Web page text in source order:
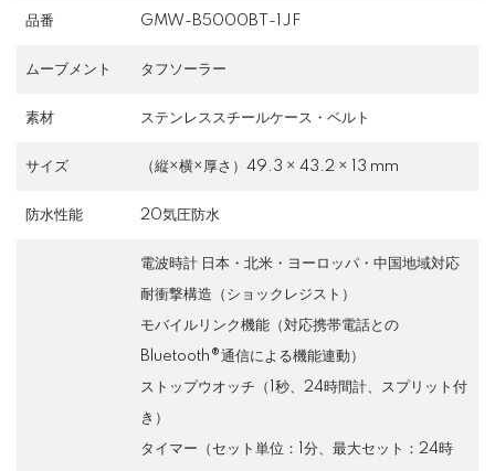
品番 GMW-B5000BT-1JF
ムーブメント タフソーラー
素材 ステンレススチールケース・ベルト
サイズ （縦×横×厚さ）49.3 × 43.2 × 13 mm
防水性能 20気圧防水
電波時計 日本・北米・ヨーロッパ・中国地域対応
耐衝撃構造（ショックレジスト）
モバイルリンク機能（対応携帯電話との
Bluetooth®通信による機能連動）
ストップウオッチ（1秒、24時間計、スプリット付
き）
タイマー（セット単位：1分、最大セット：24時